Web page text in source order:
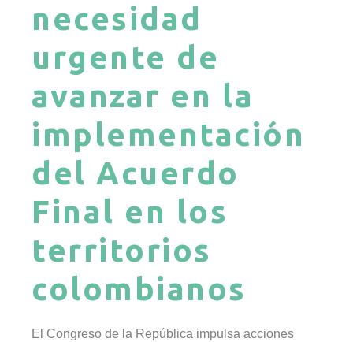
necesidad
urgente de
avanzar en la
implementación
del Acuerdo
Final en los
territorios
colombianos
El Congreso de la República impulsa acciones